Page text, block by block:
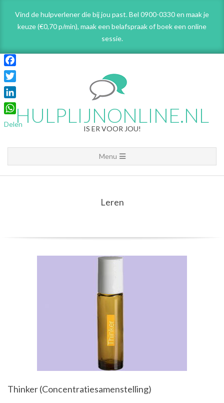
content
Vind de hulpverlener die bij jou past. Bel 0900-0330 en maak je
keuze (€0,70 p/min), maak een belafspraakof boek een online
sessie.
HULPLIJNONLINE.NL
IS ER VOOR JOU!
Navigation
Menu
Menu
Leren
Thinker (Concentratiesamenstelling)
Facebook
Twitter
LinkedIn
WhatsApp
Delen